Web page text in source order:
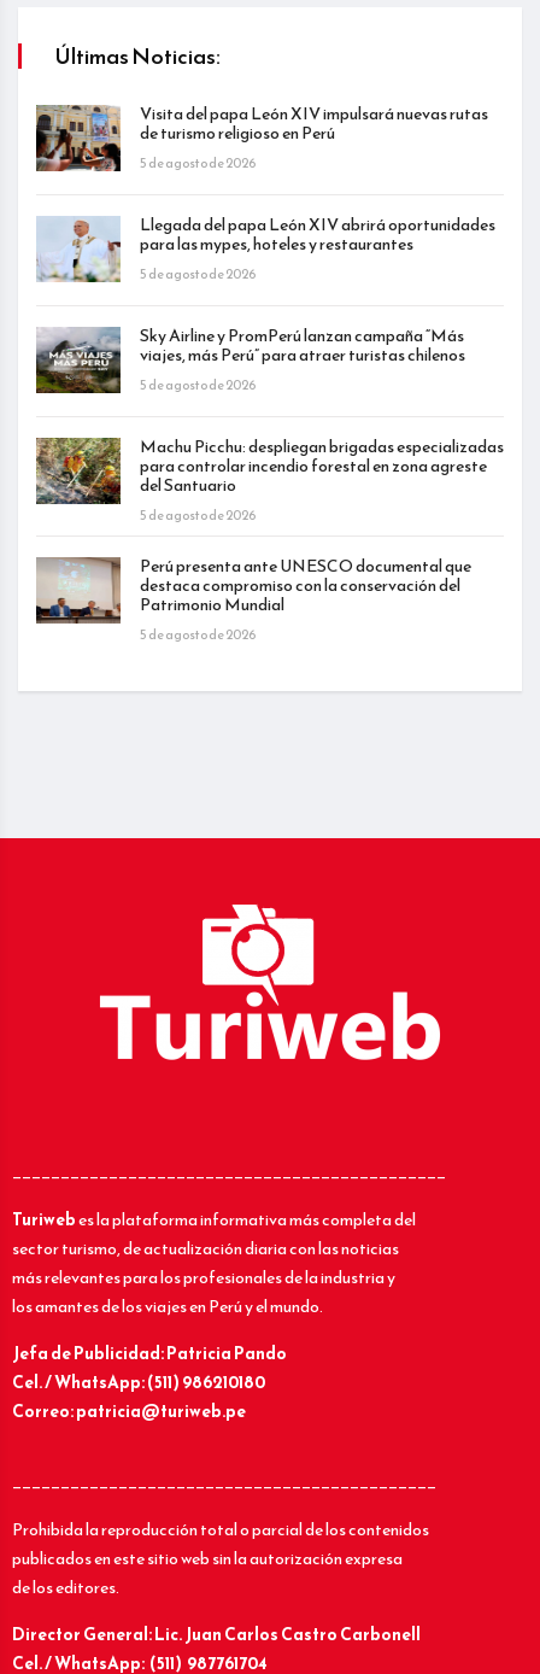
Últimas Noticias:
Visita del papa León XIV impulsará nuevas rutas
de turismo religioso en Perú
5 de agosto de 2026
Llegada del papa León XIV abrirá oportunidades
para las mypes, hoteles y restaurantes
5 de agosto de 2026
Sky Airline y PromPerú lanzan campaña “Más
viajes, más Perú” para atraer turistas chilenos
5 de agosto de 2026
Machu Picchu: despliegan brigadas especializadas
para controlar incendio forestal en zona agreste
del Santuario
5 de agosto de 2026
Perú presenta ante UNESCO documental que
destaca compromiso con la conservación del
Patrimonio Mundial
5 de agosto de 2026
_____________________________________________
Turiwebes la plataforma informativa más completa del
sector turismo, de actualización diaria con las noticias
más relevantes para los profesionales de la industria y
los amantes de los viajes en Perú y el mundo.
Jefa de Publicidad: Patricia Pando
Cel. / WhatsApp: (511) 986210180
Correo: patricia@turiweb.pe
____________________________________________
Prohibida la reproducción total o parcial de los contenidos
publicados en este sitio web sin la autorización expresa
de los editores.
Director General: Lic.Juan Carlos Castro Carbonell
Cel. / WhatsApp: (511) 987761704